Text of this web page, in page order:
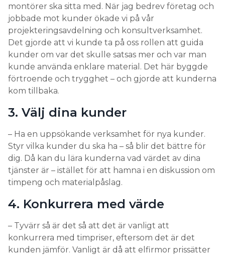
montörer ska sitta med. När jag bedrev företag och
jobbade mot kunder ökade vi på vår
projekteringsavdelning och konsultverksamhet.
Det gjorde att vi kunde ta på oss rollen att guida
kunder om var det skulle satsas mer och var man
kunde använda enklare material. Det här byggde
förtroende och trygghet – och gjorde att kunderna
kom tillbaka.
3. Välj dina kunder
– Ha en uppsökande verksamhet för nya kunder.
Styr vilka kunder du ska ha – så blir det bättre för
dig. Då kan du lära kunderna vad värdet av dina
tjänster är – istället för att hamna i en diskussion om
timpeng och materialpåslag.
4. Konkurrera med värde
– Tyvärr så är det så att det är vanligt att
konkurrera med timpriser, eftersom det är det
kunden jämför. Vanligt är då att elfirmor prissätter